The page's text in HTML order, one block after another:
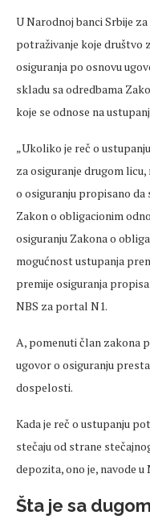
U Narodnoj banci Srbije
potraživanje koje društvo
osiguranja po osnovu
skladu sa odredbama
koje se odnose na
„Ukoliko je reč o
za osiguranje drugom
o osiguranju propisano da
Zakon o obligacionim
osiguranju Zakona o
mogućnost ustupanja
premije osiguranja
NBS za portal N1.
A, pomenuti član zakona
ugovor o osiguranju
dospelosti.
Kada je reč o ustupanju
stečaju od strane
depozita, ono je, navode u
Šta je sa